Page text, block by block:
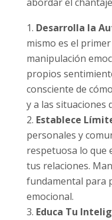
Desarrolla la
mismo es el
manipulación
propios
consciente de
y a las situaciones
Establece
personales y
respetuosa lo que
tus relaciones.
fundamental para
emocional.
Educa Tu